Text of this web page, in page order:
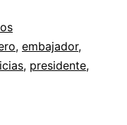
, embajador,
, presidente,